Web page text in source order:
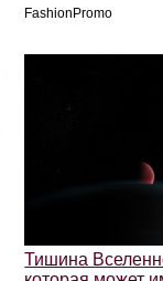
FashionPromo
Тишина